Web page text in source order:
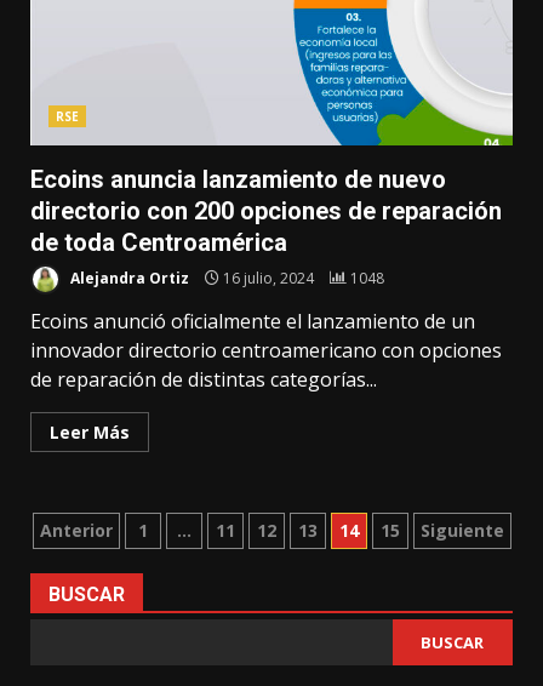
RSE
Ecoins anuncia lanzamiento de nuevo
directorio con 200 opciones de reparación
de toda Centroamérica
Alejandra Ortiz 16 julio, 2024 1048
Ecoins anunció oficialmente el lanzamiento de un
innovador directorio centroamericano con opciones
de reparación de distintas categorías...
Leer Más
Paginación
de
entradas
Anterior 1 … 11 12 13 14 15 Siguiente
BUSCAR
BUSCAR